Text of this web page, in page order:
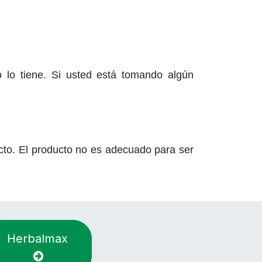
tiene. Si usted está tomando algún
El producto no es adecuado para ser
Herbalmax